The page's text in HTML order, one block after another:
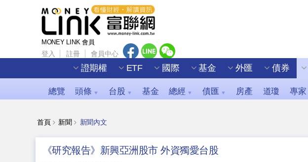
MONEY LINK 會員
登入 註冊 會員中心
證期權 ETF 國際 基金 外匯 債券
總覽 頭條 ▼ 台股 ▼ 基金 總經 ▼ 債匯 ▼ 房產 道瓊 專家
首頁 新聞 新聞內文
《研究報告》新興亞洲股市 外資獨愛台股